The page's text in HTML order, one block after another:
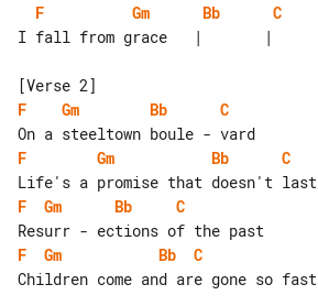
F
Gm Bb
C
I fall from grace   |       |
F
Gm Bb
C
F
Gm Bb
C
F
Gm Bb
C
F
Gm Bb
C
Children come and are gone so fast